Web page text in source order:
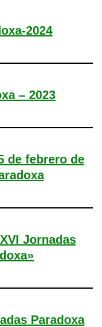
2024
– 2023
de febrero de
Jornadas
Paradoxa